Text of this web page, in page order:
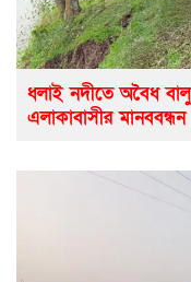
ধলাই নদীতে অবৈধ
এলাকাবাসীর মানববন্ধন